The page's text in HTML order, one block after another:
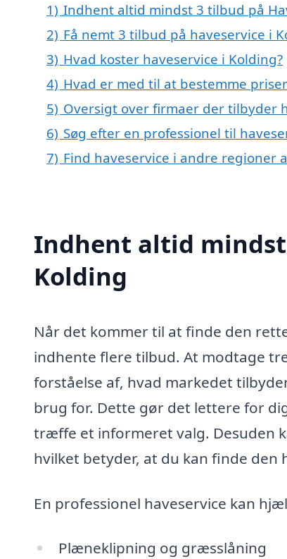
1) Indhent altid mindst 3 tilbud på
2) Få nemt 3 tilbud på haveservice i
3) Hvad koster haveservice i Kolding?
4) Hvad er med til at bestemme
5) Oversigt over firmaer der tilbyder
6) Søg efter en professionel til
7) Find haveservice i andre regioner
Indhent altid
Kolding
Når det kommer til at finde den
indhente flere tilbud. At modtage
forståelse af, hvad markedet
brug for. Dette gør det lettere for
træffe et informeret valg. Desuden
hvilket betyder, at du kan finde
En professionel haveservice kan
Plæneklipning og græsslåning